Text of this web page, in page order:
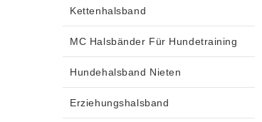
LEDER
HUNDEGESCHIRR AUS
€247.0
Kettenhalsband
MC Halsbänder Für Hundetraining
Hundehalsband Nieten
Erziehungshalsband